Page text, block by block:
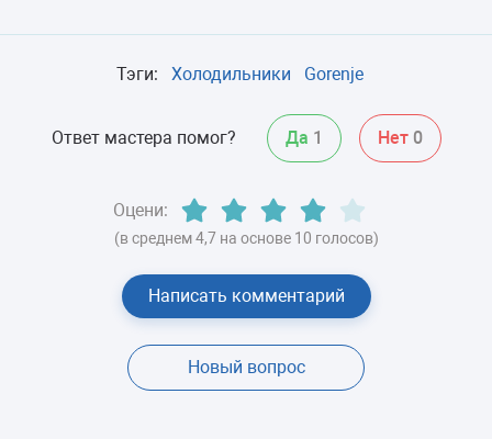
Тэги: Холодильники Gorenje
Ответ мастера помог? Да 1 Нет 0
Оцени:
(в среднем 4,7 на основе 10 голосов)
Написать комментарий
Новый вопрос